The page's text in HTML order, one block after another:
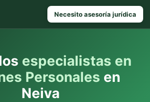
Necesito asesoría jurídica
especialistas en
Personales en
Neiva